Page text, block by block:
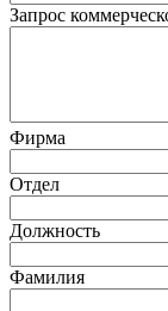
Запрос
Фирма
Отдел
Должность
Фамилия